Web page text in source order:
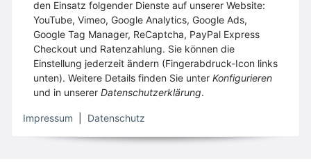
den Einsatz folgender Dienste auf unserer Website:
YouTube, Vimeo, Google Analytics, Google Ads,
Google Tag Manager, ReCaptcha, PayPal Express
Checkout und Ratenzahlung. Sie können die
Einstellung jederzeit ändern (Fingerabdruck-Icon links
unten). Weitere Details finden Sie unter Konfigurieren
und in unserer Datenschutzerklärung.
Impressum Datenschutz
GESETZLICHE INFORMATIONEN
Vertrag widerrufen
* Alle Preise inkl. gesetzlicher USt., zzgl.